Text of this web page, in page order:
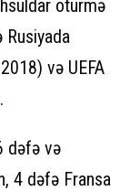
ötürmə
Rusiyada
və UEFA
dəfə və
4 dəfə Fransa